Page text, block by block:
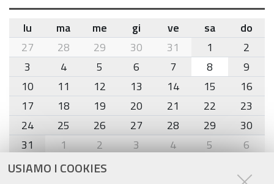
USIAMO I COOKIES
month-
8
lu ma me gi ve sa
do
27
28 29 30 31 1
2
3
4 5 6 7 8
9
10
11 12 13 14 15
16
17
18 19 20 21 22
23
24
25 26 27 28 29
30
31
1 2 3 4 5 6
Agenda eventi